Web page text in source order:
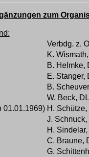
zum
Verbdg. z.
K.
B. Helmke,
E. Stanger,
B.
W. Beck,
01.01.1969) H.
J.
H.
C. Braune,
G.